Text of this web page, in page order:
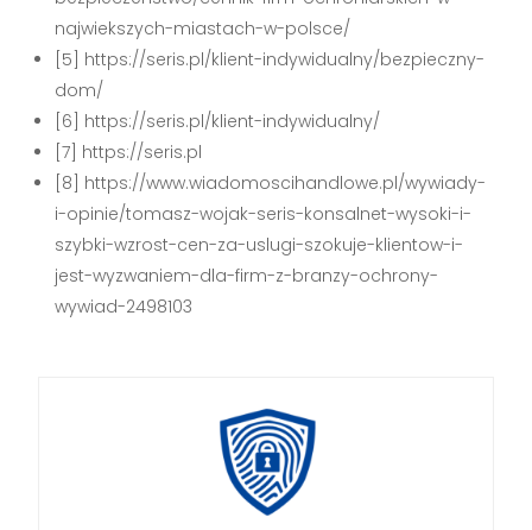
najwiekszych-miastach-w-polsce/
[5] https://seris.pl/klient-indywidualny/bezpieczny-
dom/
[6] https://seris.pl/klient-indywidualny/
[7] https://seris.pl
[8] https://www.wiadomoscihandlowe.pl/wywiady-
i-opinie/tomasz-wojak-seris-konsalnet-wysoki-i-
szybki-wzrost-cen-za-uslugi-szokuje-klientow-i-
jest-wyzwaniem-dla-firm-z-branzy-ochrony-
wywiad-2498103